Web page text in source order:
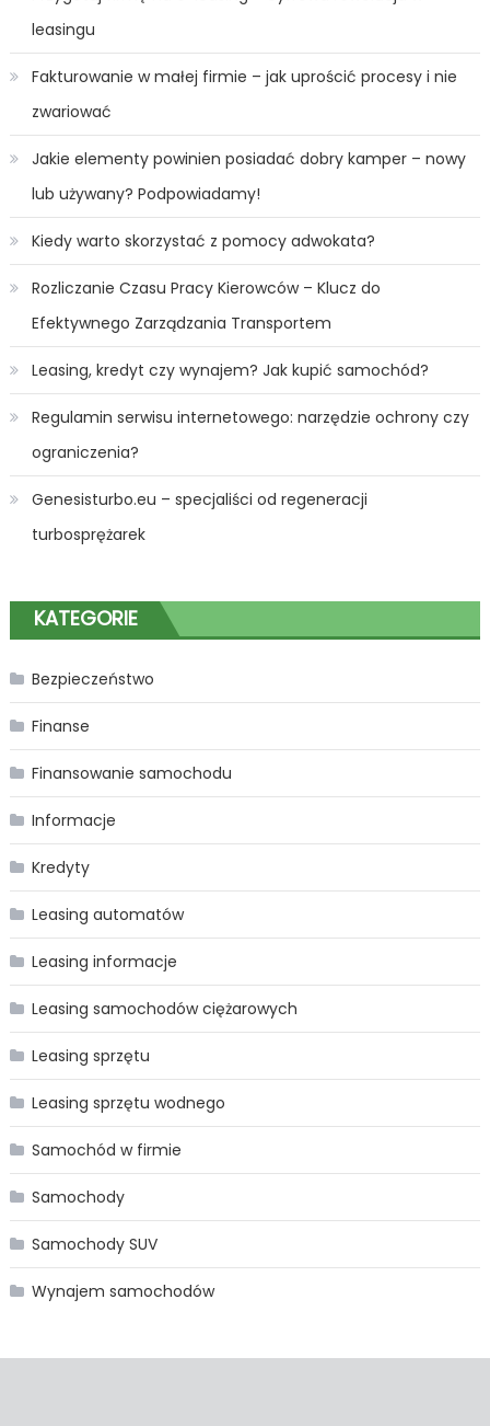
leasingu
Fakturowanie w małej firmie – jak uprościć procesy i nie
zwariować
Jakie elementy powinien posiadać dobry kamper – nowy
lub używany? Podpowiadamy!
Kiedy warto skorzystać z pomocy adwokata?
Rozliczanie Czasu Pracy Kierowców – Klucz do
Efektywnego Zarządzania Transportem
Leasing, kredyt czy wynajem? Jak kupić samochód?
Regulamin serwisu internetowego: narzędzie ochrony czy
ograniczenia?
Genesisturbo.eu – specjaliści od regeneracji
turbosprężarek
KATEGORIE
Bezpieczeństwo
Finanse
Finansowanie samochodu
Informacje
Kredyty
Leasing automatów
Leasing informacje
Leasing samochodów ciężarowych
Leasing sprzętu
Leasing sprzętu wodnego
Samochód w firmie
Samochody
Samochody SUV
Wynajem samochodów